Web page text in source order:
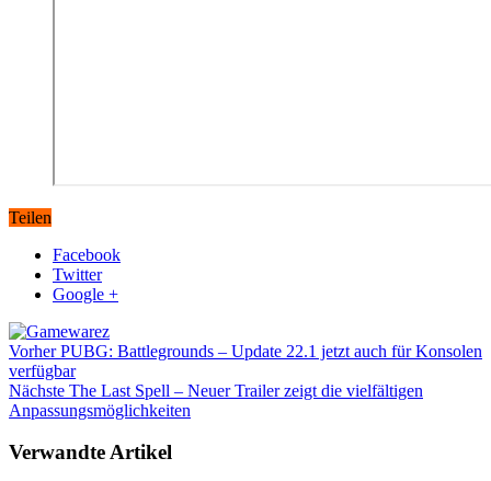
Teilen
Facebook
Twitter
Google +
VorherPUBG: Battlegrounds – Update 22.1 jetzt auch für Konsolen
verfügbar
Nächste The Last Spell – Neuer Trailer zeigt die vielfältigen
Anpassungsmöglichkeiten
Verwandte Artikel